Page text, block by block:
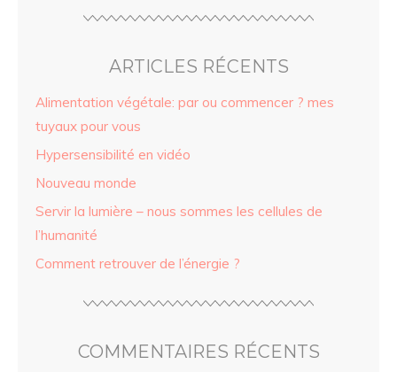
ARTICLES RÉCENTS
Alimentation végétale: par ou commencer ? mes
tuyaux pour vous
Hypersensibilité en vidéo
Nouveau monde
Servir la lumière – nous sommes les cellules de
l’humanité
Comment retrouver de l’énergie ?
COMMENTAIRES RÉCENTS